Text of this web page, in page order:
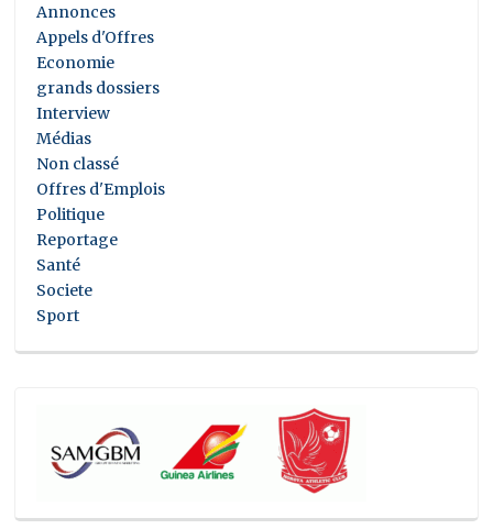
Annonces
Appels d'Offres
Economie
grands dossiers
Interview
Médias
Non classé
Offres d'Emplois
Politique
Reportage
Santé
Societe
Sport